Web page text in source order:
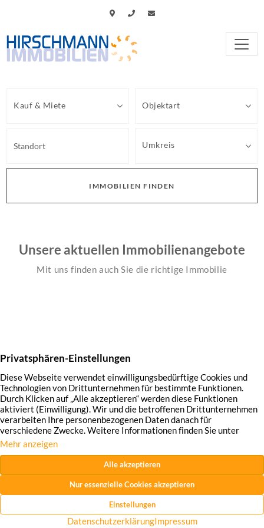
Kauf & Miete Objektart
Umkreis
IMMOBILIENFINDEN
Unsere aktuellen Immobilienangebote
Mit uns finden auch Sie die richtige Immobilie
Kein Objekt gefunden.
Hirschmann Immobilien GmbH
DatenschutzhinweiseWiderrufsrecht